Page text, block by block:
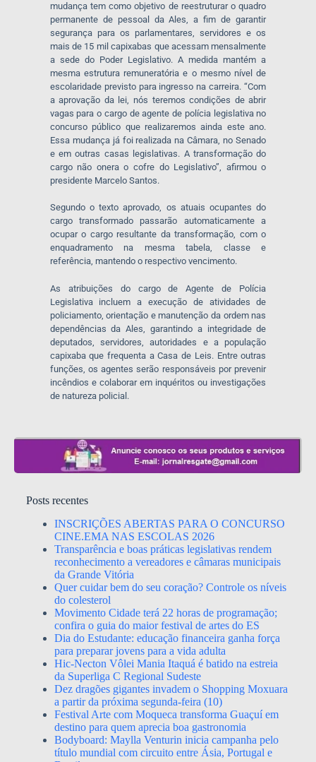
mudança tem como objetivo de reestruturar o quadro
permanente de pessoal da Ales, a fim de garantir
segurança para os parlamentares, servidores e os
mais de 15 mil capixabas que acessam mensalmente
a sede do Poder Legislativo. A medida mantém a
mesma estrutura remuneratória e o mesmo nível de
escolaridade previsto para ingresso na carreira. “Com
a aprovação da lei, nós teremos condições de abrir
vagas para o cargo de agente de polícia legislativa no
concurso público que realizaremos ainda este ano.
Essa mudança já foi realizada na Câmara, no Senado
e em outras casas legislativas. A transformação do
cargo não onera o cofre do Legislativo”, afirmou o
presidente Marcelo Santos.
Segundo o texto aprovado, os atuais ocupantes do
cargo transformado passarão automaticamente a
ocupar o cargo resultante da transformação, com o
enquadramento na mesma tabela, classe e
referência, mantendo o respectivo vencimento.
As atribuições do cargo de Agente de Polícia
Legislativa incluem a execução de atividades de
policiamento, orientação e manutenção da ordem nas
dependências da Ales, garantindo a integridade de
deputados, servidores, autoridades e a população
capixaba que frequenta a Casa de Leis. Entre outras
funções, os agentes serão responsáveis por prevenir
incêndios e colaborar em inquéritos ou investigações
de natureza policial.
Posts recentes
INSCRIÇÕES ABERTAS PARA O CONCURSO
CINE.EMA NAS ESCOLAS 2026
Transparência e boas práticas legislativas rendem
reconhecimento a vereadores e câmaras municipais
da Grande Vitória
Quer cuidar bem do seu coração? Controle os níveis
do colesterol
Movimento Cidade terá 22 horas de programação;
confira o guia do maior festival de artes do ES
Dia do Estudante: educação financeira ganha força
para preparar jovens para a vida adulta
Hic-Necton Vôlei Mania Itaquá é batido na estreia
da Superliga C Regional Sudeste
Dez dragões gigantes invadem o Shopping Moxuara
a partir da próxima segunda-feira (10)
Festival Arte com Moqueca transforma Guaçuí em
destino para quem aprecia boa gastronomia
Bodyboard: Maylla Venturin inicia campanha pelo
título mundial com circuito entre Ásia, Portugal e